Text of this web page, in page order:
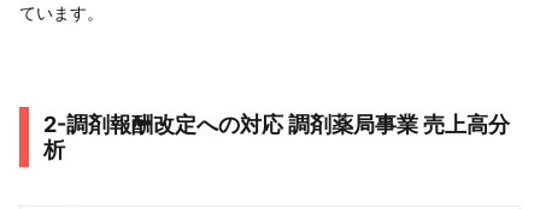
ています。
2-調剤報酬改定への対応 調剤薬局事業 売上高分
析